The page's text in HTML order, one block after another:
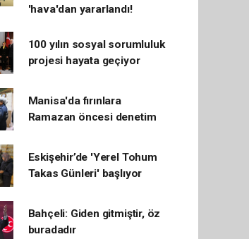
'hava'dan yararlandı!
100 yılın sosyal sorumluluk
projesi hayata geçiyor
Manisa'da fırınlara
Ramazan öncesi denetim
Eskişehir’de 'Yerel Tohum
Takas Günleri' başlıyor
Bahçeli: Giden gitmiştir, öz
buradadır